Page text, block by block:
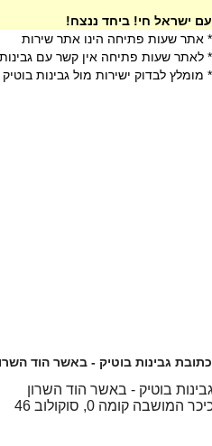
עם ישראל חי! ביחד ננצח!
* אתר שעות פתיחה הינו אתר שירות
* לאתר שעות פתיחה אין קשר עם
* מומלץ לבדוק ישירות מול גבינות
כתובת גבינות בוטיק - באשר הוד
בוטיק - באשר הוד השרון
המושבה קומה 0, סוקולוב 46